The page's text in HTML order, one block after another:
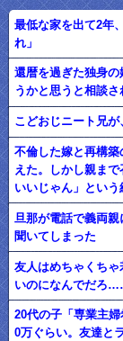
最低な家を出て2年
れ」
還暦を過ぎた独身
うかと思うと相談さ
こどおじニート兄
不倫した嫁と再構
えた。しかし親ま
いいじゃん」という
旦那が電話で義両
聞いてしまった
友人はめちゃくち
いのになんでだろ
20代の子「専業主
0万ぐらい。友達と